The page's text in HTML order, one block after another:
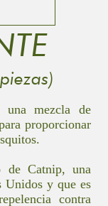
una mezcla de
proporcionar
de Catnip, una
Unidos y que es
contra